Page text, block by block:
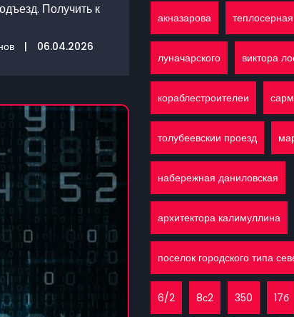
Получить к
| 06.04.2026
акназарова теплосерная
луначарского виктора
кораблестроителеи
толубеевскии проезд
набережная даниловская
архитектора калимуллина
поселок городского типа
6/2 8с2 350 17б